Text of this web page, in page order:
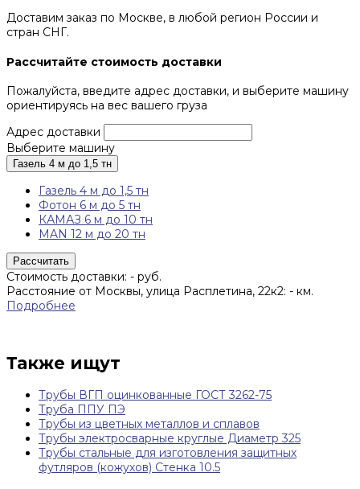
Доставим заказ по Москве, в любой регион России и
стран СНГ.
Рассчитайте стоимость доставки
Пожалуйста, введите адрес доставки, и выберите машину
ориентируясь на вес вашего груза
Адрес доставки
Выберите машину
Газель 4 м до 1,5 тн
Газель 4 м до 1,5 тн
Фотон 6 м до 5 тн
КАМАЗ 6 м до 10 тн
MAN 12 м до 20 тн
Рассчитать
Стоимость доставки: - руб.
Расстояние от Москвы, улица Расплетина, 22к2: - км.
Подробнее
Также ищут
Трубы ВГП оцинкованные ГОСТ 3262-75
Труба ППУ ПЭ
Трубы из цветных металлов и сплавов
Трубы электросварные круглые Диаметр 325
Трубы стальные для изготовления защитных
футляров (кожухов) Стенка 10.5